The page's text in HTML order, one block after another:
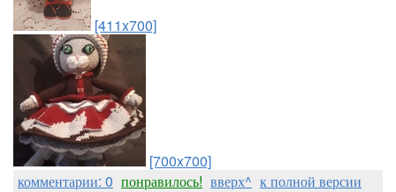
[411x700]
[700x700]
комментарии: 0 понравилось! вверх^ к полной версии